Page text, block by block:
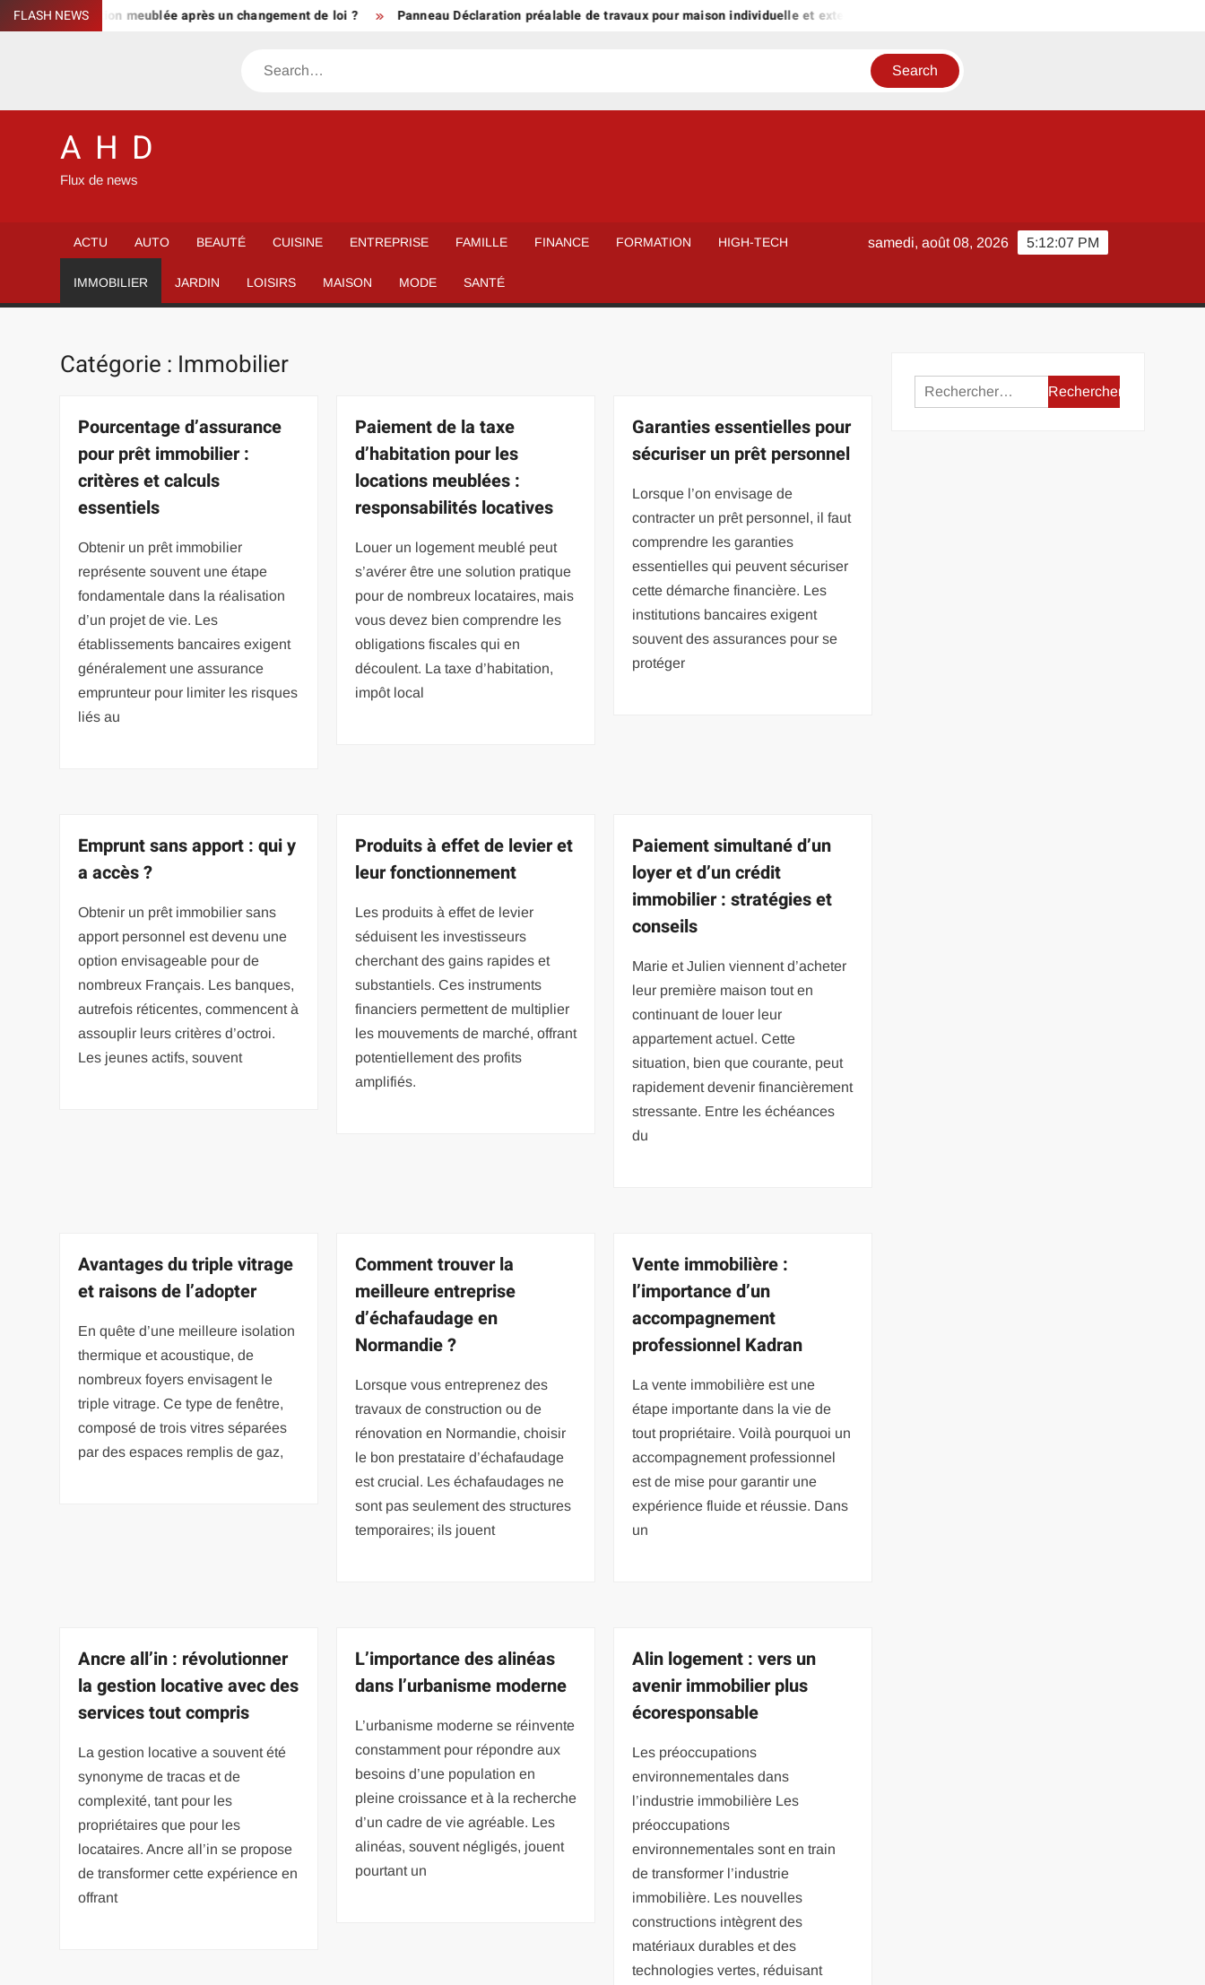
Skip
to
FLASH NEWS
location meublée après un changement de loi ? Panneau Déclaration préalable de travaux pour maison individuelle et extension
Search
A H D
Flux de news
ACTU AUTO BEAUTÉ CUISINE ENTREPRISE FAMILLE FINANCE FORMATION HIGH-TECH
IMMOBILIER JARDIN LOISIRS MAISON MODE SANTÉ
5:12:07 PM
samedi, août 08, 2026
Catégorie : Immobilier
Pourcentage d’assurance
pour prêt immobilier :
critères et calculs
essentiels
Obtenir un prêt immobilier
représente souvent une étape
fondamentale dans la réalisation
d’un projet de vie. Les
établissements bancaires exigent
généralement une assurance
emprunteur pour limiter les risques
liés au
Paiement de la taxe
d’habitation pour les
locations meublées :
responsabilités locatives
Louer un logement meublé peut
s’avérer être une solution pratique
pour de nombreux locataires, mais
vous devez bien comprendre les
obligations fiscales qui en
découlent. La taxe d’habitation,
impôt local
Garanties essentielles pour
sécuriser un prêt personnel
Lorsque l’on envisage de
contracter un prêt personnel, il faut
comprendre les garanties
essentielles qui peuvent sécuriser
cette démarche financière. Les
institutions bancaires exigent
souvent des assurances pour se
protéger
Emprunt sans apport : qui y
a accès ?
Obtenir un prêt immobilier sans
apport personnel est devenu une
option envisageable pour de
nombreux Français. Les banques,
autrefois réticentes, commencent à
assouplir leurs critères d’octroi.
Les jeunes actifs, souvent
Produits à effet de levier et
leur fonctionnement
Les produits à effet de levier
séduisent les investisseurs
cherchant des gains rapides et
substantiels. Ces instruments
financiers permettent de multiplier
les mouvements de marché, offrant
potentiellement des profits
amplifiés.
Paiement simultané d’un
loyer et d’un crédit
immobilier : stratégies et
conseils
Marie et Julien viennent d’acheter
leur première maison tout en
continuant de louer leur
appartement actuel. Cette
situation, bien que courante, peut
rapidement devenir financièrement
stressante. Entre les échéances
du
Avantages du triple vitrage
et raisons de l’adopter
En quête d’une meilleure isolation
thermique et acoustique, de
nombreux foyers envisagent le
triple vitrage. Ce type de fenêtre,
composé de trois vitres séparées
par des espaces remplis de gaz,
Comment trouver la
meilleure entreprise
d’échafaudage en
Normandie ?
Lorsque vous entreprenez des
travaux de construction ou de
rénovation en Normandie, choisir
le bon prestataire d’échafaudage
est crucial. Les échafaudages ne
sont pas seulement des structures
temporaires; ils jouent
Vente immobilière :
l’importance d’un
accompagnement
professionnel Kadran
La vente immobilière est une
étape importante dans la vie de
tout propriétaire. Voilà pourquoi un
accompagnement professionnel
est de mise pour garantir une
expérience fluide et réussie. Dans
un
Ancre all’in : révolutionner
la gestion locative avec des
services tout compris
La gestion locative a souvent été
synonyme de tracas et de
complexité, tant pour les
propriétaires que pour les
locataires. Ancre all’in se propose
de transformer cette expérience en
offrant
L’importance des alinéas
dans l’urbanisme moderne
L’urbanisme moderne se réinvente
constamment pour répondre aux
besoins d’une population en
pleine croissance et à la recherche
d’un cadre de vie agréable. Les
alinéas, souvent négligés, jouent
pourtant un
Alin logement : vers un
avenir immobilier plus
écoresponsable
Les préoccupations
environnementales dans
l’industrie immobilière Les
préoccupations
environnementales sont en train
de transformer l’industrie
immobilière. Les nouvelles
constructions intègrent des
matériaux durables et des
technologies vertes, réduisant
Rechercher :